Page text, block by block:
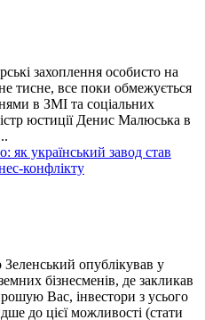
захоплення особисто на
тисне, все поки обмежується
в ЗМІ та соціальних
юстиції Денис Малюська в
як український завод став
конфлікту
опублікував у
бізнесменів, де закликав
Вас, інвестори з усього
до цієї можливості (стати